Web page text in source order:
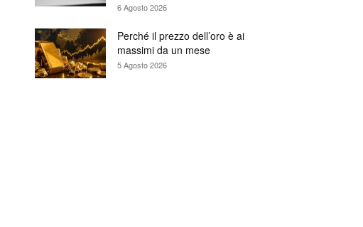
6 Agosto 2026
Perché il prezzo dell’oro è ai
massimi da un mese
5 Agosto 2026